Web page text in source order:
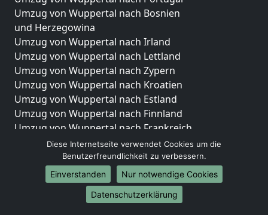
Umzug von Wuppertal nach Bosnien
und Herzegowina
Umzug von Wuppertal nach Irland
Umzug von Wuppertal nach Lettland
Umzug von Wuppertal nach Zypern
Umzug von Wuppertal nach Kroatien
Umzug von Wuppertal nach Estland
Umzug von Wuppertal nach Finnland
Umzug von Wuppertal nach Frankreich
Umzug von Wuppertal nach Griechenland
Umzug von Wuppertal nach Italien
Umzug von Wuppertal nach Liechtenstein
Umzug von Wuppertal nach Luxemburg
Umzug von Wuppertal nach Niederlande
Diese Internetseite verwendet Cookies um die
Benutzerfreundlichkeit zu verbessern.
Einverstanden
Nur notwendige Cookies
Datenschutzerklärung